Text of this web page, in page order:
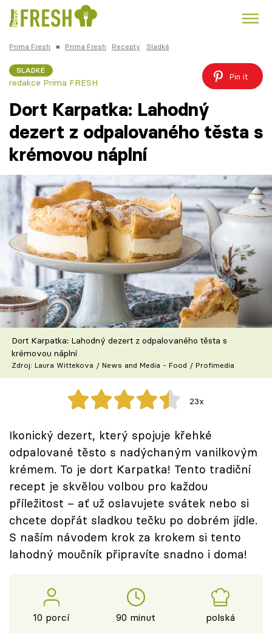
Česká kuchyně Čokoláda
Témata
Recepty
Články
TV Program
Škola vaření
Recepty z TV
Speciál: Cuketa
Těhotnej kuchař
Sledujte prima+
Přihlášení
Sledujte nás
Prima Fresh ■ Prima Fresh Recepty Sladké
SLADKÉ
redakce Prima FRESH
Pin it
Dort Karpatka: Lahodný
dezert z odpalovaného těsta s
krémovou náplní
Dort Karpatka: Lahodný dezert z odpalovaného těsta s
krémovou náplní
Zdroj: Laura Wittekova / News and Media - Food / Profimedia
23x
Ikonický dezert, který spojuje křehké
odpalované těsto s nadýchaným vanilkovým
krémem. To je dort Karpatka! Tento tradiční
recept je skvělou volbou pro každou
příležitost – ať už oslavujete svátek nebo si
chcete dopřát sladkou tečku po dobrém jídle.
S naším návodem krok za krokem si tento
lahodný moučník připravíte snadno i doma!
10 porcí 90 minut polská